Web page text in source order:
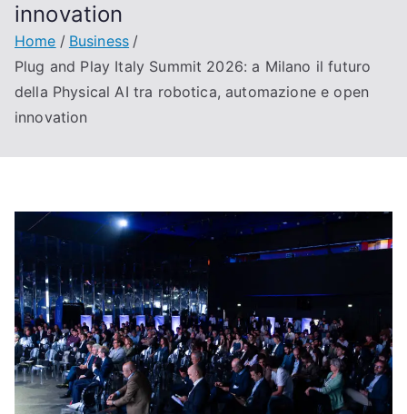
innovation
Home
Business
Plug and Play Italy Summit 2026: a Milano il futuro
della Physical AI tra robotica, automazione e open
innovation